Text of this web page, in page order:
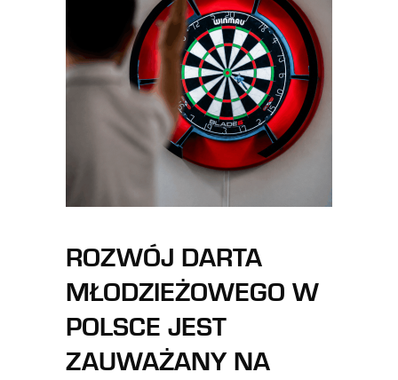
ROZWÓJ DARTA
MŁODZIEŻOWEGO W
POLSCE JEST
ZAUWAŻANY NA